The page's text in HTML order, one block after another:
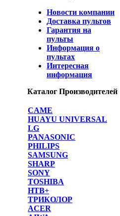
Новости компании
Доставка пультов
Гарантия на
пульты
Информация о
пультах
Интересная
информация
Каталог Производителей
CAME
HUAYU UNIVERSAL
LG
PANASONIC
PHILIPS
SAMSUNG
SHARP
SONY
TOSHIBA
НТВ+
ТРИКОЛОР
ACER